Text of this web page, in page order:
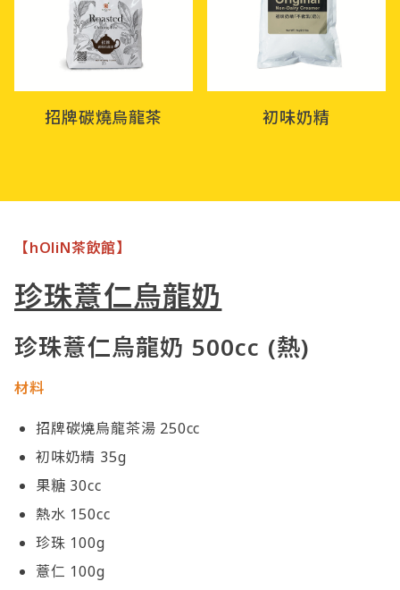
招牌碳燒烏龍茶 初味奶精
【hOliN茶飲館】
珍珠薏仁烏龍奶
珍珠薏仁烏龍奶 500cc (熱)
材料
招牌碳燒烏龍茶湯 250cc
初味奶精 35g
果糖 30cc
熱水 150cc
珍珠 100g
薏仁 100g